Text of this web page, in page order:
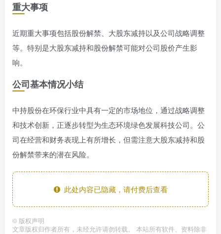
重大事项
近期重大事项包括股份解禁、大股东减持以及公司战略调整
等。特别是大股东减持和股份解禁可能对公司股价产生影
响。
公司基本情况小结
中持股份在环保行业中具有一定的市场地位，通过战略调整
和技术创新，正逐步转型为生态环境绿色发展科技公司。公
司在经营和财务表现上有所增长，但需注意大股东减持和股
份解禁带来的潜在风险。
此处内容已隐藏，请付费后查看
© 版权声明
文章版权归作者所有，未经允许请勿转载。 本站所有软件、资料除非